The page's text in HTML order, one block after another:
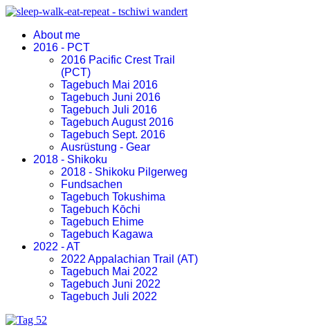
About me
2016 - PCT
2016 Pacific Crest Trail
(PCT)
Tagebuch Mai 2016
Tagebuch Juni 2016
Tagebuch Juli 2016
Tagebuch August 2016
Tagebuch Sept. 2016
Ausrüstung - Gear
2018 - Shikoku
2018 - Shikoku Pilgerweg
Fundsachen
Tagebuch Tokushima
Tagebuch Kōchi
Tagebuch Ehime
Tagebuch Kagawa
2022 - AT
2022 Appalachian Trail (AT)
Tagebuch Mai 2022
Tagebuch Juni 2022
Tagebuch Juli 2022